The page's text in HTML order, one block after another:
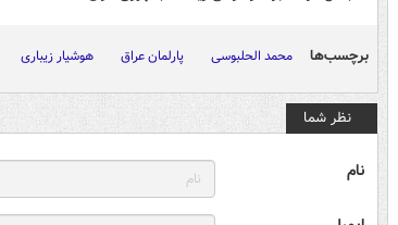
برچسب‌ها محمد الحلبوسی پارلمان عراق هوشیار زیباری
نظر شما
نام